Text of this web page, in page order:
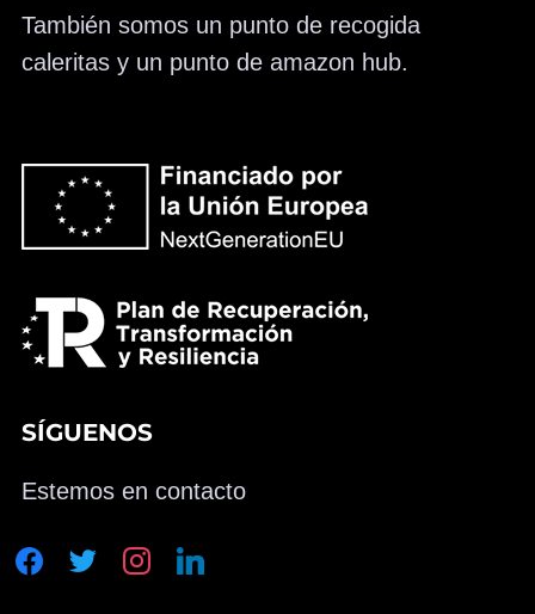
También somos un punto de recogida
caleritas y un punto de amazon hub.
SÍGUENOS
Estemos en contacto
facebooktwitter instagramlinkedin